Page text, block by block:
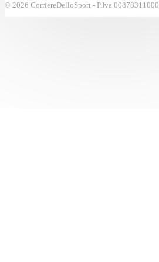
© 2026 CorriereDelloSport - P.Iva 00878311000